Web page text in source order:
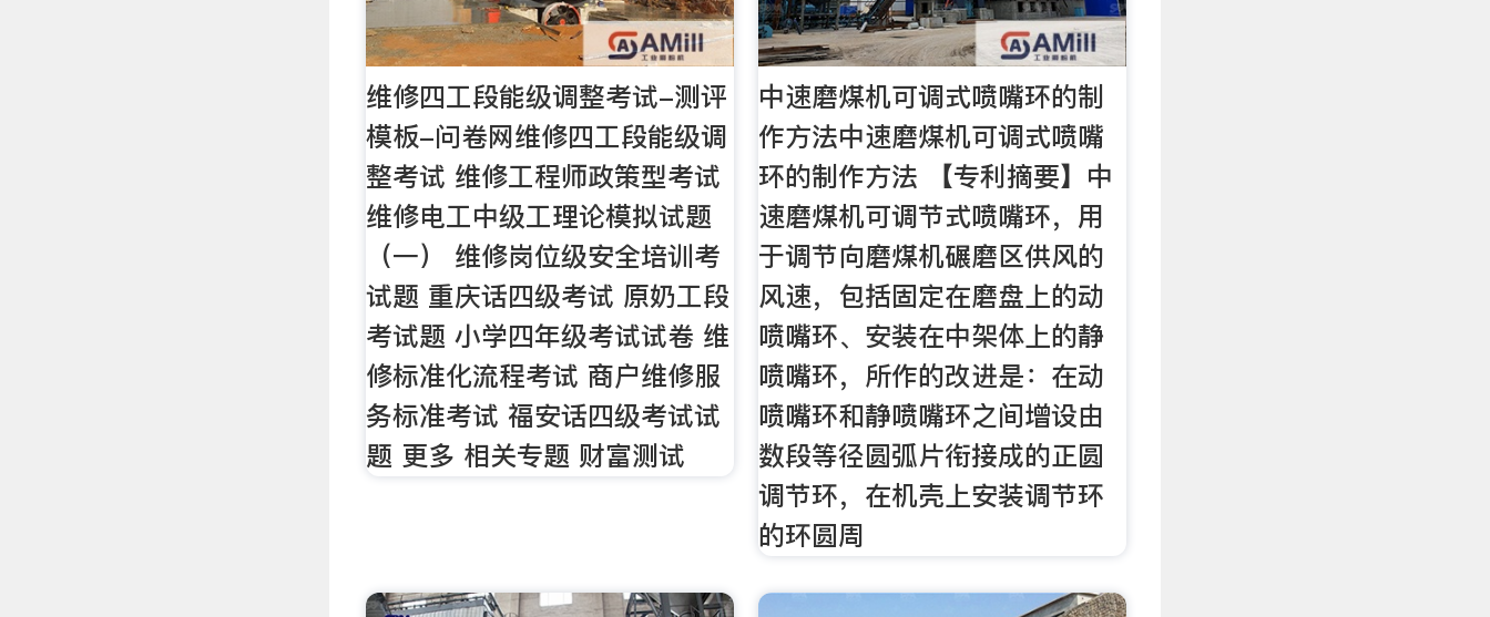
维修四工段能级调整考试-测评
模板-问卷网维修四工段能级调
整考试 维修工程师政策型考试
维修电工中级工理论模拟试题
（一） 维修岗位级安全培训考
试题 重庆话四级考试 原奶工段
考试题 小学四年级考试试卷 维
修标准化流程考试 商户维修服
务标准考试 福安话四级考试试
题 更多 相关专题 财富测试
中速磨煤机可调式喷嘴环的制
作方法中速磨煤机可调式喷嘴
环的制作方法 【专利摘要】中
速磨煤机可调节式喷嘴环，用
于调节向磨煤机碾磨区供风的
风速，包括固定在磨盘上的动
喷嘴环、安装在中架体上的静
喷嘴环，所作的改进是：在动
喷嘴环和静喷嘴环之间增设由
数段等径圆弧片衔接成的正圆
调节环，在机壳上安装调节环
的环圆周